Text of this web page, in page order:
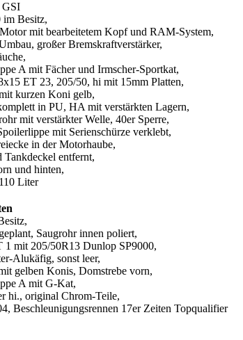
GSI
im Besitz,
mit bearbeitetem Kopf und RAM-System,
großer Bremskraftverstärker,
A mit Fächer und Irmscher-Sportkat,
ET 23, 205/50, hi mit 15mm Platten,
kurzen Koni gelb,
in PU, HA mit verstärkten Lagern,
mit verstärkter Welle, 40er Sperre,
mit Serienschürze verklebt,
in der Motorhaube,
Tankdeckel entfernt,
und hinten,
Liter
Saugrohr innen poliert,
1 mit 205/50R13 Dunlop SP9000,
Alukäfig, sonst leer,
gelben Konis, Domstrebe vorn,
A mit G-Kat,
hi., original Chrom-Teile,
Beschleunigungsrennen 17er Zeiten Topqualifier